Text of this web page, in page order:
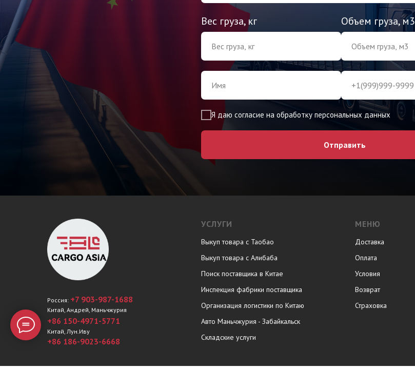
Вес груза, кг Объем груза, м3
Я даю согласие на обработку персональных данных
Отправить
Россия: +7 903-987-1688
Китай, Андрей, Маньчжурия
+86 150-4971-5771
Китай, Лун.Иву
+86 186-9023-6668
УСЛУГИ
Выкуп товара с Таобао
Выкуп товара с Алибаба
Поиск поставщика в Китае
Инспекция фабрики поставщика
Организация логистики по Китаю
Авто Маньчжурия - Забайкальск
Складские услуги
МЕНЮ
Доставка
Оплата
Условия
Возврат
Страховка